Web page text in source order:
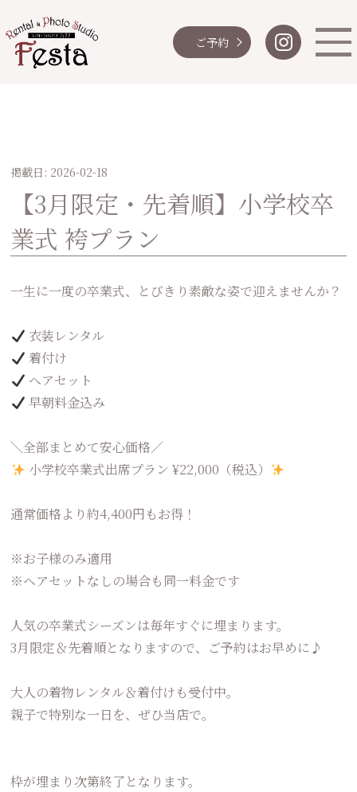
ご予約
掲載日: 2026-02-18
【3月限定・先着順】小学校卒
業式 袴プラン
一生に一度の卒業式、とびきり素敵な姿で迎えませんか？
衣装レンタル
着付け
ヘアセット
早朝料金込み
＼全部まとめて安心価格／
小学校卒業式出席プラン ¥22,000（税込）
通常価格より約4,400円もお得！
※お子様のみ適用
※ヘアセットなしの場合も同一料金です
人気の卒業式シーズンは毎年すぐに埋まります。
3月限定＆先着順となりますので、ご予約はお早めに♪
大人の着物レンタル＆着付けも受付中。
親子で特別な一日を、ぜひ当店で。
枠が埋まり次第終了となります。